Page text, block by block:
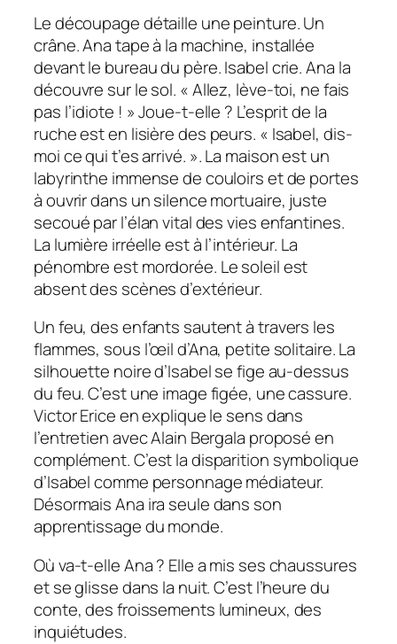
Le découpage détaille une peinture. Un
crâne. Ana tape à la machine, installée
devant le bureau du père. Isabel crie. Ana la
découvre sur le sol. «Allez, lève-toi, ne fais
pas l’idiote ! » Joue-t-elle ? L’esprit de la
rucheest en lisière des peurs. « Isabel, dis-
moi ce qui t’es arrivé. ». La maison est un
labyrinthe immense de couloirs et de portes
à ouvrir dans un silence mortuaire, juste
secoué par l’élan vital des vies enfantines.
La lumière irréelle est à l’intérieur. La
pénombre est mordorée. Le soleil est
absent des scènes d’extérieur.
Un feu, des enfants sautent à travers les
flammes, sous l’œil d’Ana, petite solitaire. La
silhouette noire d’Isabel se fige au-dessus
du feu. C’est une image figée, une cassure.
Victor Erice en explique le sens dans
l’entretien avec Alain Bergala proposé en
complément. C’est la disparition symbolique
d’Isabel comme personnage médiateur.
Désormais Ana ira seule dans son
apprentissage du monde.
Où va-t-elle Ana ? Elle a mis ses chaussures
et se glisse dans la nuit. C’est l’heure du
conte, des froissements lumineux, des
inquiétudes.